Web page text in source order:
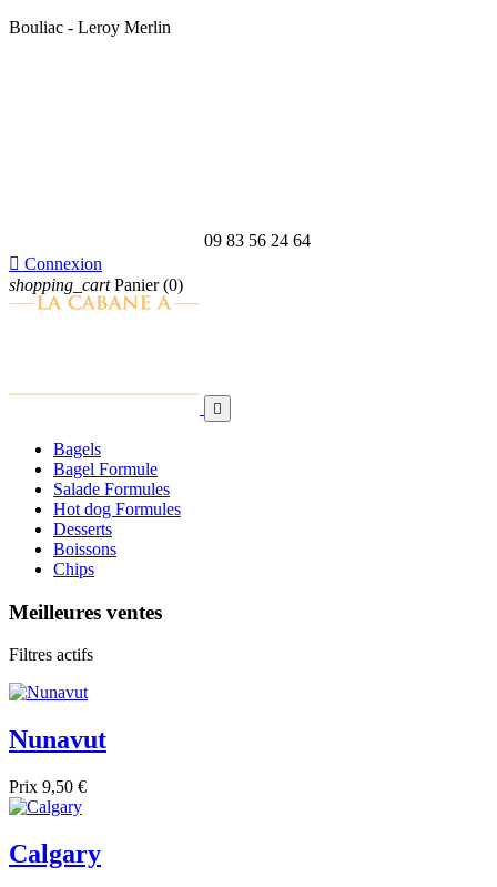
Bouliac - Leroy Merlin
09 83 56 24 64
 Connexion
shopping_cart Panier (0)

Bagels
Bagel Formule
Salade Formules
Hot dog Formules
Desserts
Boissons
Chips
Meilleures ventes
Filtres actifs
Nunavut
Prix 9,50 €
Calgary